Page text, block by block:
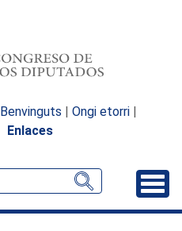
Benvinguts | Ongi etorri |
Enlaces